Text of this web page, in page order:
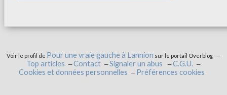
Voir le profil de Pour une vraie gauche à Lannion sur le portail Overblog
Top articles Contact Signaler un abus
C.G.U.
Cookies et données personnelles
Préférences cookies